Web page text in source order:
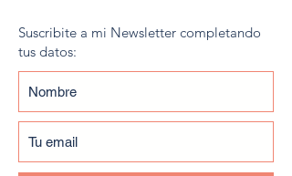
Suscribite a mi Newsletter completando
tus datos: